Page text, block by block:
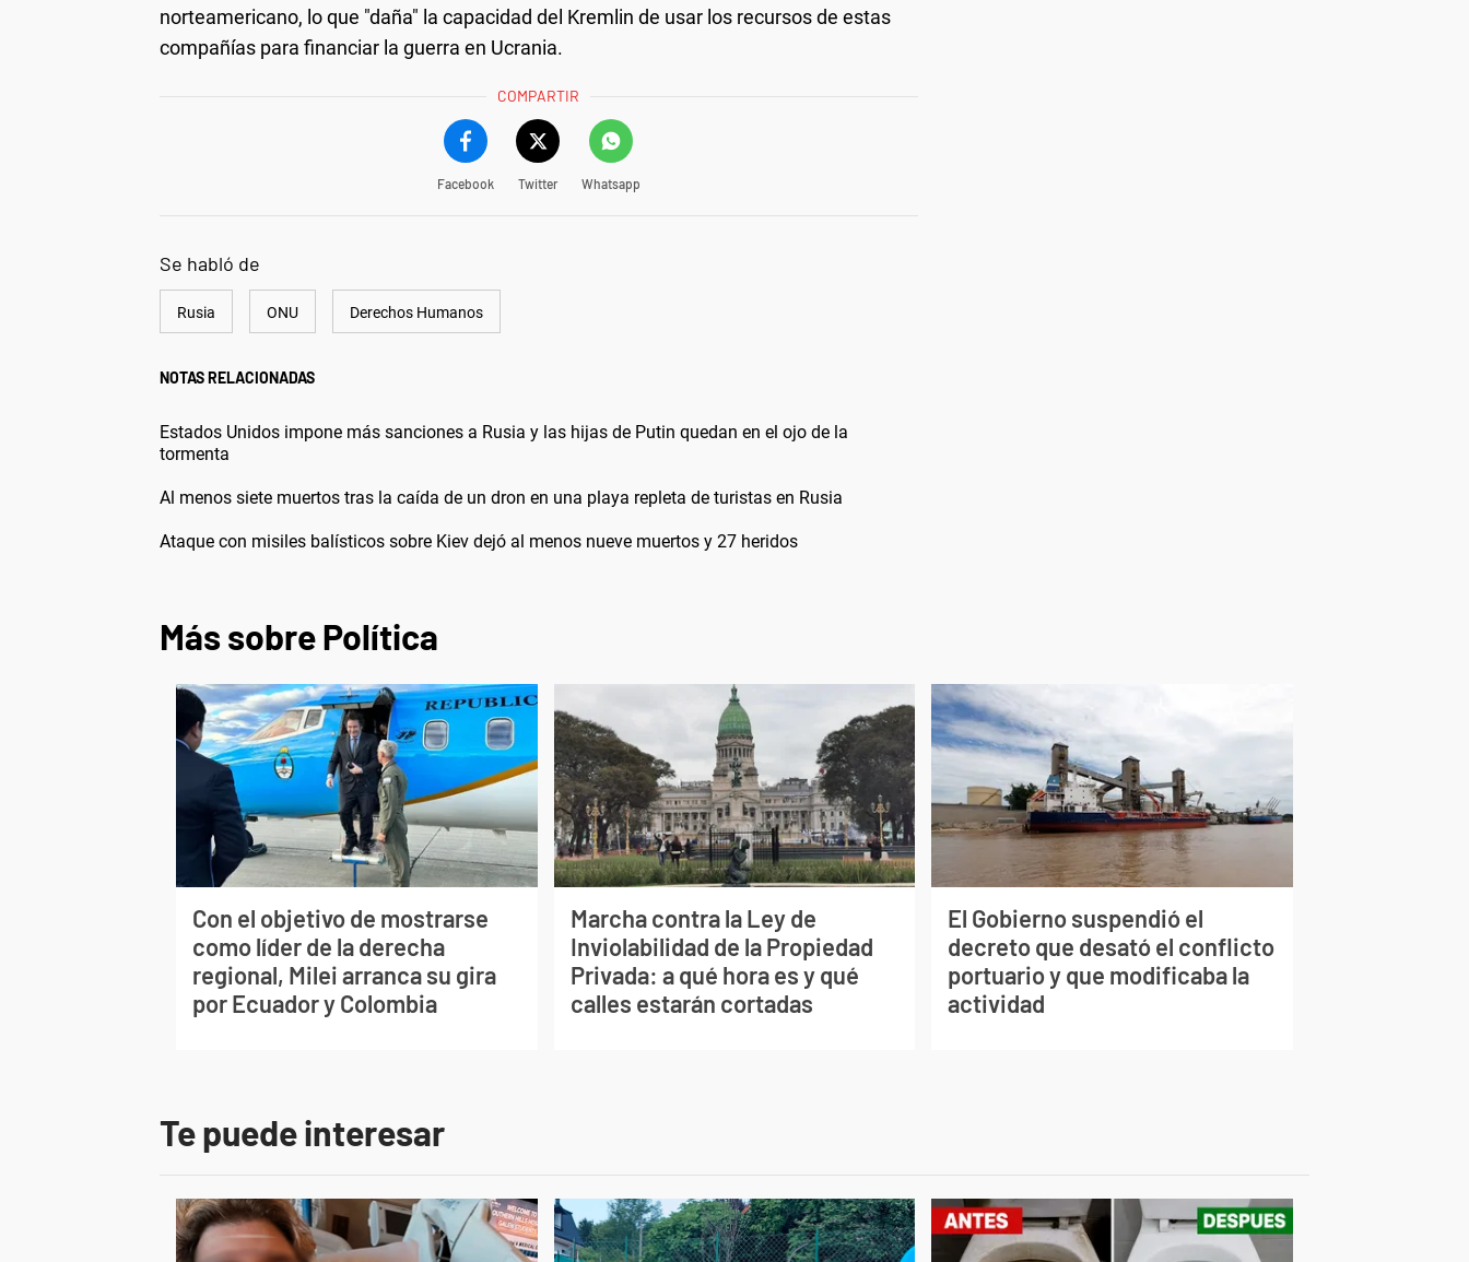
norteamericano, lo que "daña" la capacidad del Kremlin de usar los recursos de estas
compañías para financiar la guerra en Ucrania.
COMPARTIR
Facebook Twitter Whatsapp
Se habló de
Rusia ONU Derechos Humanos
NOTAS RELACIONADAS
Estados Unidos impone más sanciones a Rusia y las hijas de Putin quedan en el ojo de la
tormenta
Al menos siete muertos tras la caída de un dron en una playa repleta de turistas en Rusia
Ataque con misiles balísticos sobre Kiev dejó al menos nueve muertos y 27 heridos
Más sobre Política
Con el objetivo de mostrarse
como líder de la derecha
regional, Milei arranca su gira
por Ecuador y Colombia
Marcha contra la Ley de
Inviolabilidad de la Propiedad
Privada: a qué hora es y qué
calles estarán cortadas
El Gobierno suspendió el
decreto que desató el conflicto
portuario y que modificaba la
actividad
Te puede interesar